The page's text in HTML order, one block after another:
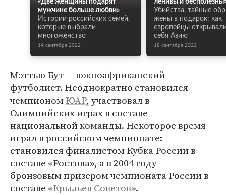
«Две женщины подарят
мужчине больше любви»
Истории российских семей,
которые выбрали
многоженство
14 сентября 2022
ленивы и
Убийства, тайные
жены в подарок: как
европейцы
себя Азию
18 сентября 2022
Мэттью Бут — южноафриканский
футболист. Неоднократно становился
чемпиономЮАР, участвовал в
Олимпийских играх в составе
национальной команды. Некоторое время
играл в российском чемпионате:
становился финалистом Кубка России в
составе «Ростова», а в 2004 году —
бронзовым призером чемпионата России в
составе «Крыльев Советов».